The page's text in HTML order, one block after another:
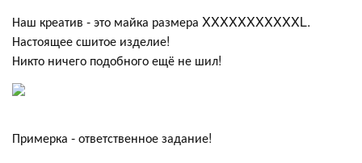
Наш креатив - это майка размера XXXXXXXXXXXL.
Настоящее сшитое изделие!
Никто ничего подобного ещё не шил!
Примерка - ответственное задание!